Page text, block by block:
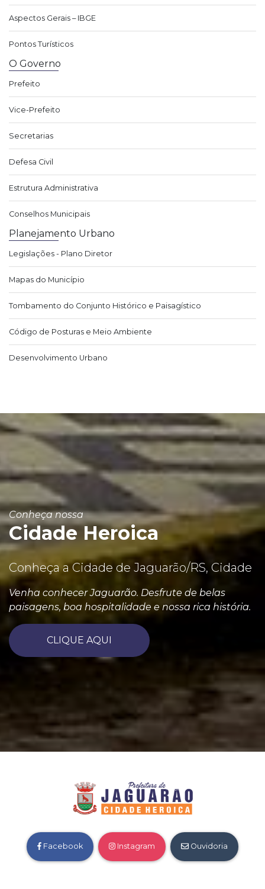
Aspectos Gerais – IBGE
Pontos Turísticos
O Governo
Prefeito
Vice-Prefeito
Secretarias
Defesa Civil
Estrutura Administrativa
Conselhos Municipais
Planejamento Urbano
Legislações - Plano Diretor
Mapas do Município
Tombamento do Conjunto Histórico e Paisagístico
Código de Posturas e Meio Ambiente
Desenvolvimento Urbano
Conheça nossa
Cidade Heroica
Conheça a Cidade de Jaguarão/RS, Cidade
Venha conhecer Jaguarão. Desfrute de belas
paisagens, boa hospitalidade e nossa rica história.
CLIQUE AQUI
Facebook Instagram Ouvidoria